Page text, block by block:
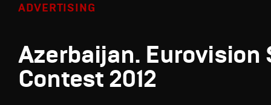
ADVERTISING
Azerbaijan. Eurovision
Contest 2012